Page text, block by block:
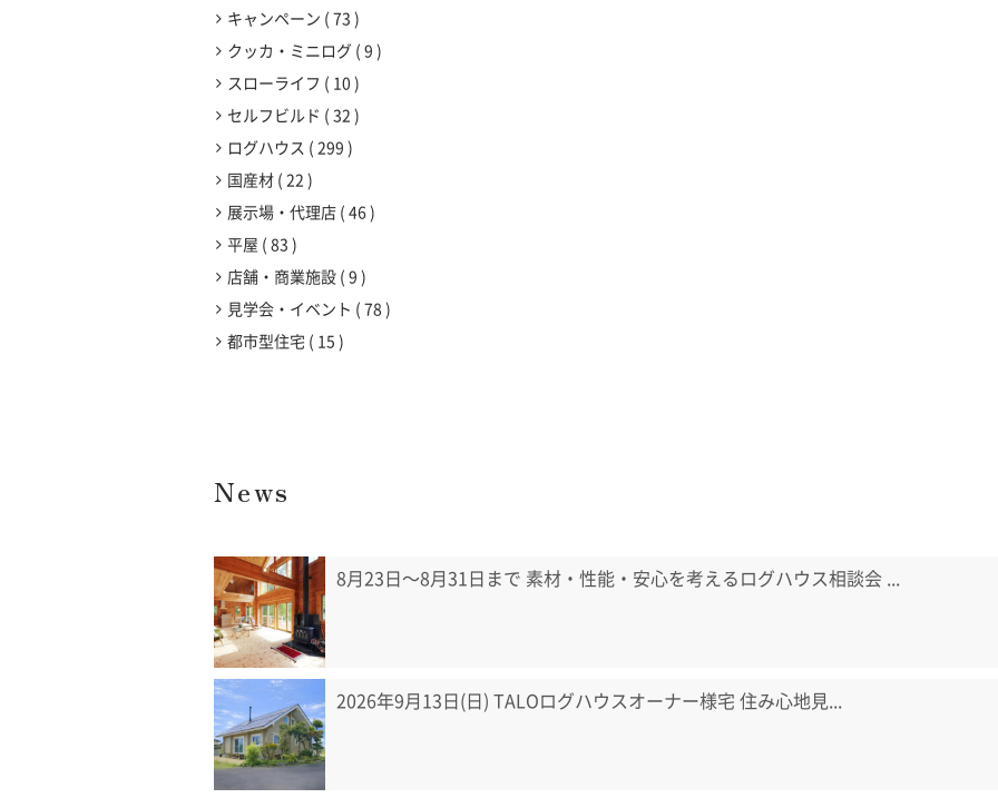
キャンペーン
73
クッカ・ミニログ
9
スローライフ
10
セルフビルド
32
ログハウス
299
国産材 22
展示場・代理店 46
平屋
83
店舗・商業施設 9
見学会・イベント
78
都市型住宅
15
News
8月23日〜8月31日まで 素材・性能・安心を考えるログハウス相談会 ...
2026年9月13日(日) TALOログハウスオーナー様宅 住み心地見...